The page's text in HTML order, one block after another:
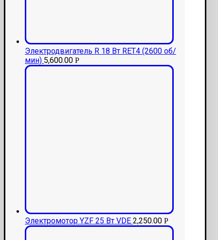
Электродвигатель R 18 Вт RET4 (2600 об/
мин) 5,600.00 Р
Электромотор YZF 25 Вт VDE 2,250.00 Р